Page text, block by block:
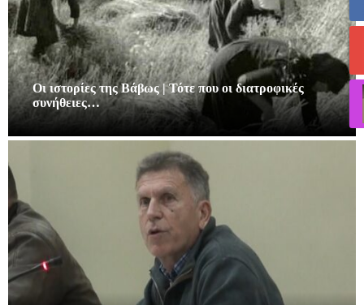
Οι ιστορίες της Βάβως | Τότε που οι διατροφικές
συνήθειες…